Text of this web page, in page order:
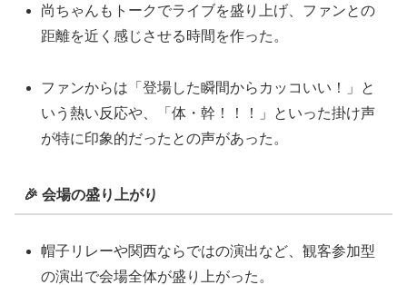
尚ちゃんもトークでライブを盛り上げ、ファンとの
距離を近く感じさせる時間を作った。
ファンからは「登場した瞬間からカッコいい！」と
いう熱い反応や、「体・幹！！！」といった掛け声
が特に印象的だったとの声があった。
🎉 会場の盛り上がり
帽子リレーや関西ならではの演出など、観客参加型
の演出で会場全体が盛り上がった。